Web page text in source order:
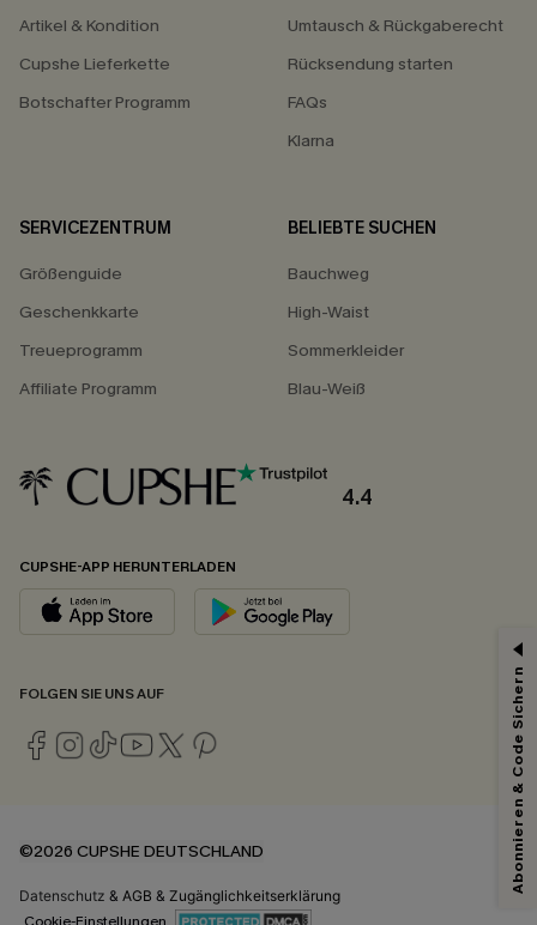
Artikel & Kondition
Cupshe Lieferkette
Botschafter Programm
Umtausch & Rückgaberecht
Rücksendung starten
FAQs
Klarna
SERVICEZENTRUM
Größenguide
Geschenkkarte
Treueprogramm
Affiliate Programm
BELIEBTE SUCHEN
Bauchweg
High-Waist
Sommerkleider
Blau-Weiß
4.4
CUPSHE-APP HERUNTERLADEN
FOLGEN SIE UNS AUF
©2026 CUPSHE DEUTSCHLAND
Datenschutz & AGB & Zugänglichkeitserklärung
Abonnieren & Code Sichern